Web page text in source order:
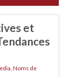
et
Noms de